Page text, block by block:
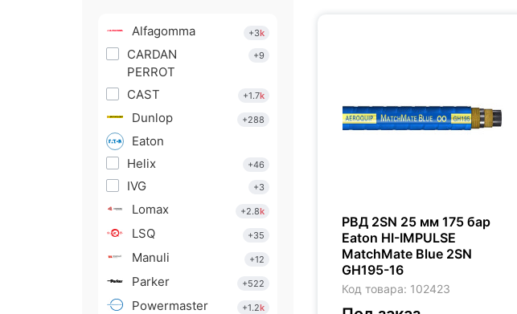
Alfagomma +3k
CARDAN
PERROT
+9
CAST +1.7k
Dunlop +288
Eaton
Helix
+46
IVG +3
Lomax +2.8k
LSQ +35
Manuli +12
Parker +522
Powermaster +1.2k
РВД 2SN 25 мм 175 бар
Eaton HI-IMPULSE
MatchMate Blue 2SN
GH195-16
Код товара: 102423